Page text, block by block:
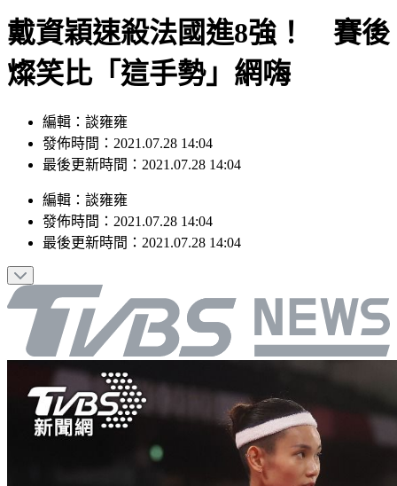
戴資穎速殺法國進8強！ 賽後
燦笑比「這手勢」網嗨
編輯：談雍雍
發佈時間：2021.07.28 14:04
最後更新時間：2021.07.28 14:04
編輯 ： 談雍雍
發佈時間： 2021.07.28 14:04
最後更新時間： 2021.07.28 14:04